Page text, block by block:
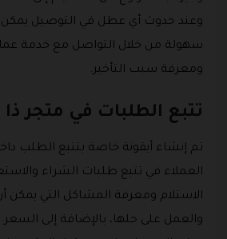
وعند حدوث أي عطل في التوصيل يمكن
سهولة من خلال التواصل مع خدمة
ومعرفة سبب التأخير.
تتبع الطلبات في متجر
تم إنشاء أيقونة خاصة بتتبع الطلب
العملاء في تتبع طلبات الشراء
الاستلام ومعرفة المشاكل التي يمكن
والعمل على حلها، بالإضافة إلى السعر